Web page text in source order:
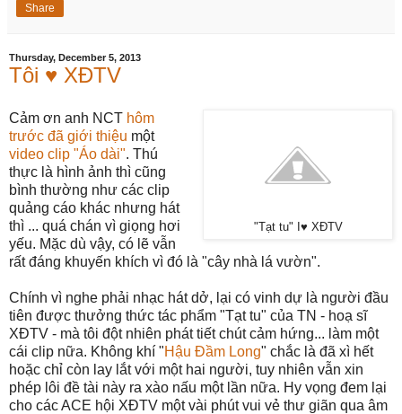
Share
Thursday, December 5, 2013
Tôi ♥ XĐTV
"Tạt tu" I♥ XĐTV
Cảm ơn anh NCT hôm
trước đã giới thiệu một
video clip "Áo dài". Thú
thực là hình ảnh thì cũng
bình thường như các clip
quảng cáo khác nhưng hát
thì ... quá chán vì giọng hơi
yếu. Mặc dù vậy, có lẽ vẫn
rất đáng khuyến khích vì đó là "cây nhà lá vườn".
Chính vì nghe phải nhạc hát dở, lại có vinh dự là người đầu
tiên được thưởng thức tác phẩm "Tạt tu" của TN - hoạ sĩ
XĐTV - mà tôi đột nhiên phát tiết chút cảm hứng... làm một
cái clip nữa. Không khí "Hậu Đầm Long" chắc là đã xì hết
hoặc chỉ còn lay lắt với một hai người, tuy nhiên vẫn xin
phép lôi đề tài này ra xào nấu một lần nữa. Hy vọng đem lại
cho các ACE hội XĐTV một vài phút vui vẻ thư giãn qua âm